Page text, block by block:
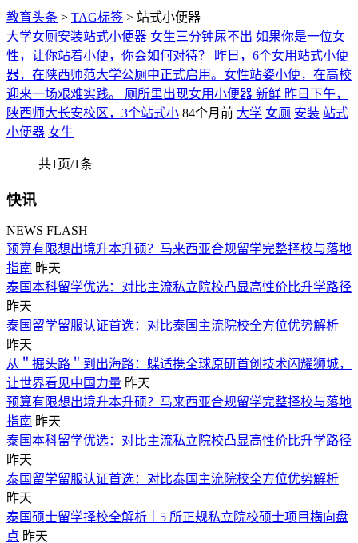
教育头条 > TAG标签 > 站式小便器
大学女厕安装站式小便器 女生三分钟尿不出 如果你是一位女
性，让你站着小便，你会如何对待？ 昨日，6个女用站式小便
器，在陕西师范大学公厕中正式启用。女性站姿小便，在高校
迎来一场艰难实践。 厕所里出现女用小便器 新鲜 昨日下午，
陕西师大长安校区，3个站式小 84个月前 大学 女厕 安装 站式
小便器 女生
共1页/1条
快讯
NEWS FLASH
预算有限想出境升本升硕？马来西亚合规留学完整择校与落地
指南 昨天
泰国本科留学优选：对比主流私立院校凸显高性价比升学路径
昨天
泰国留学留服认证首选：对比泰国主流院校全方位优势解析
昨天
从＂掘头路＂到出海路：蝶适携全球原研首创技术闪耀狮城，
让世界看见中国力量 昨天
预算有限想出境升本升硕？马来西亚合规留学完整择校与落地
指南 昨天
泰国本科留学优选：对比主流私立院校凸显高性价比升学路径
昨天
泰国留学留服认证首选：对比泰国主流院校全方位优势解析
昨天
泰国硕士留学择校全解析｜5 所正规私立院校硕士项目横向盘
点 昨天